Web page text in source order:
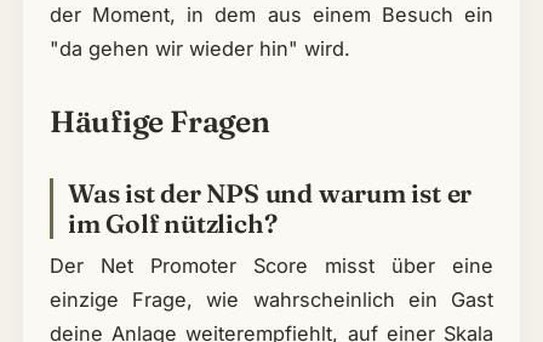
der Moment, in dem aus einem Besuch ein
"da gehen wir wieder hin" wird.
Häufige Fragen
Was ist der NPS und warum ist er
im Golf nützlich?
Der Net Promoter Score misst über eine
einzige Frage, wie wahrscheinlich ein Gast
deine Anlage weiterempfiehlt, auf einer Skala